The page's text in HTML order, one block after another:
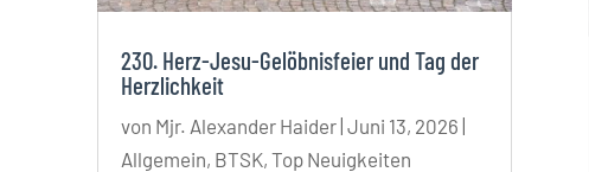
230. Herz-Jesu-Gelöbnisfeier und Tag der
Herzlichkeit
von Mjr. Alexander Haider| Juni 13, 2026 |
Allgemein, BTSK, Top Neuigkeiten